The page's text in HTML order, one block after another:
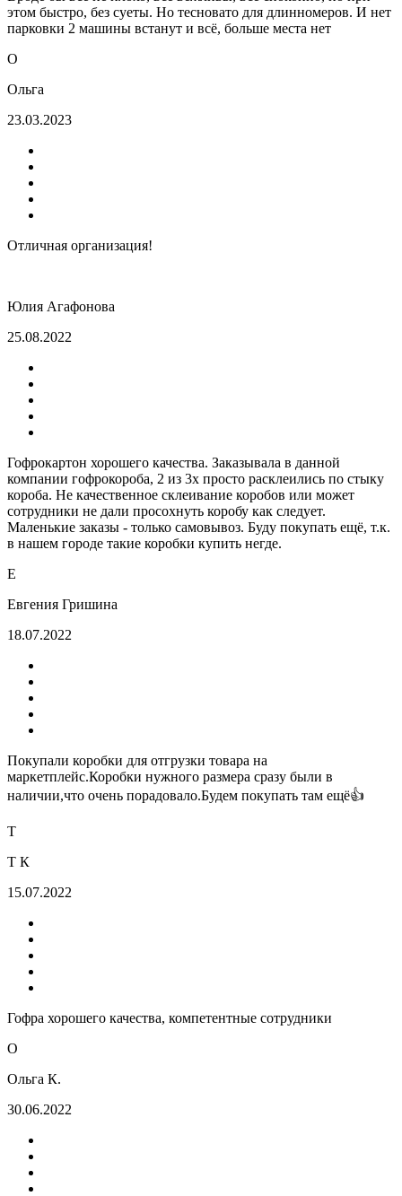
этом быстро, без суеты. Но тесновато для длинномеров. И нет
парковки 2 машины встанут и всё, больше места нет
О
Ольга
23.03.2023
Отличная организация!
Юлия Агафонова
25.08.2022
Гофрокартон хорошего качества. Заказывала в данной
компании гофрокороба, 2 из 3х просто расклеились по стыку
короба. Не качественное склеивание коробов или может
сотрудники не дали просохнуть коробу как следует.
Маленькие заказы - только самовывоз. Буду покупать ещё, т.к.
в нашем городе такие коробки купить негде.
Е
Евгения Гришина
18.07.2022
Покупали коробки для отгрузки товара на
маркетплейс.Коробки нужного размера сразу были в
наличии,что очень порадовало.Будем покупать там ещё👍
Т
Т К
15.07.2022
Гофра хорошего качества, компетентные сотрудники
О
Ольга К.
30.06.2022